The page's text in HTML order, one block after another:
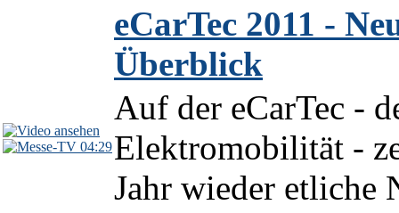
04:29
eCarTec 2011 -
Überblick
Auf der eCarTec -
Elektromobilität -
Jahr wieder etliche